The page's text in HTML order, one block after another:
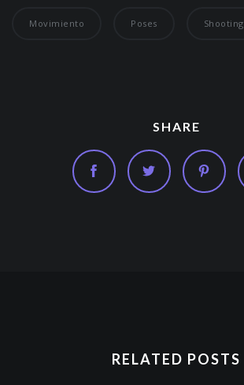
Movimiento Poses Shooting
SHARE
RELATED POSTS